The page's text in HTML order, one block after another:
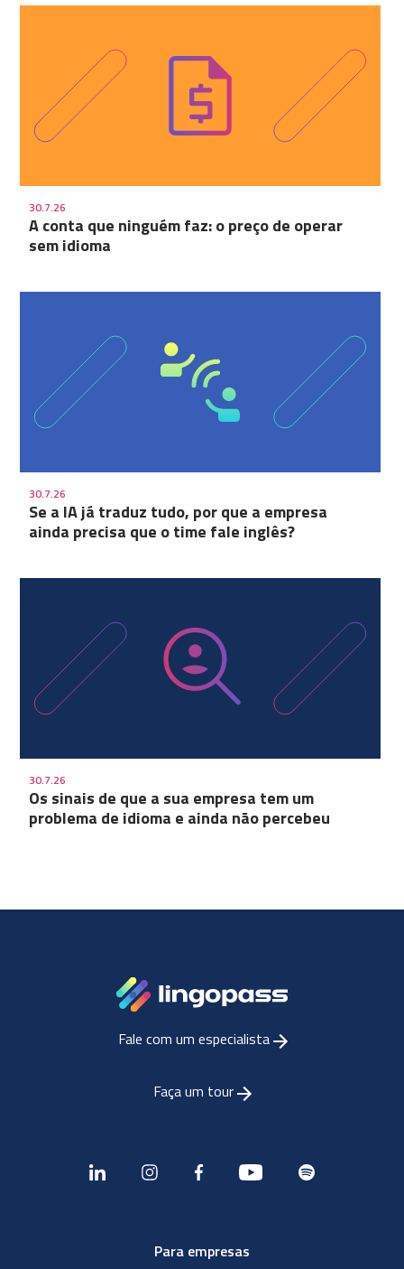
30.7.26
A conta que ninguém faz: o preço de operar
sem idioma
30.7.26
Se a IA já traduz tudo, por que a empresa
ainda precisa que o time fale inglês?
30.7.26
Os sinais de que a sua empresa tem um
problema de idioma e ainda não percebeu
Fale com um especialista
Faça um tour
Para empresas